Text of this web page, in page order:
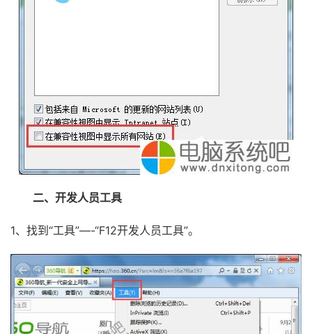
二、开发人员工具
1、找到“工具”—-“F12开发人员工具”。